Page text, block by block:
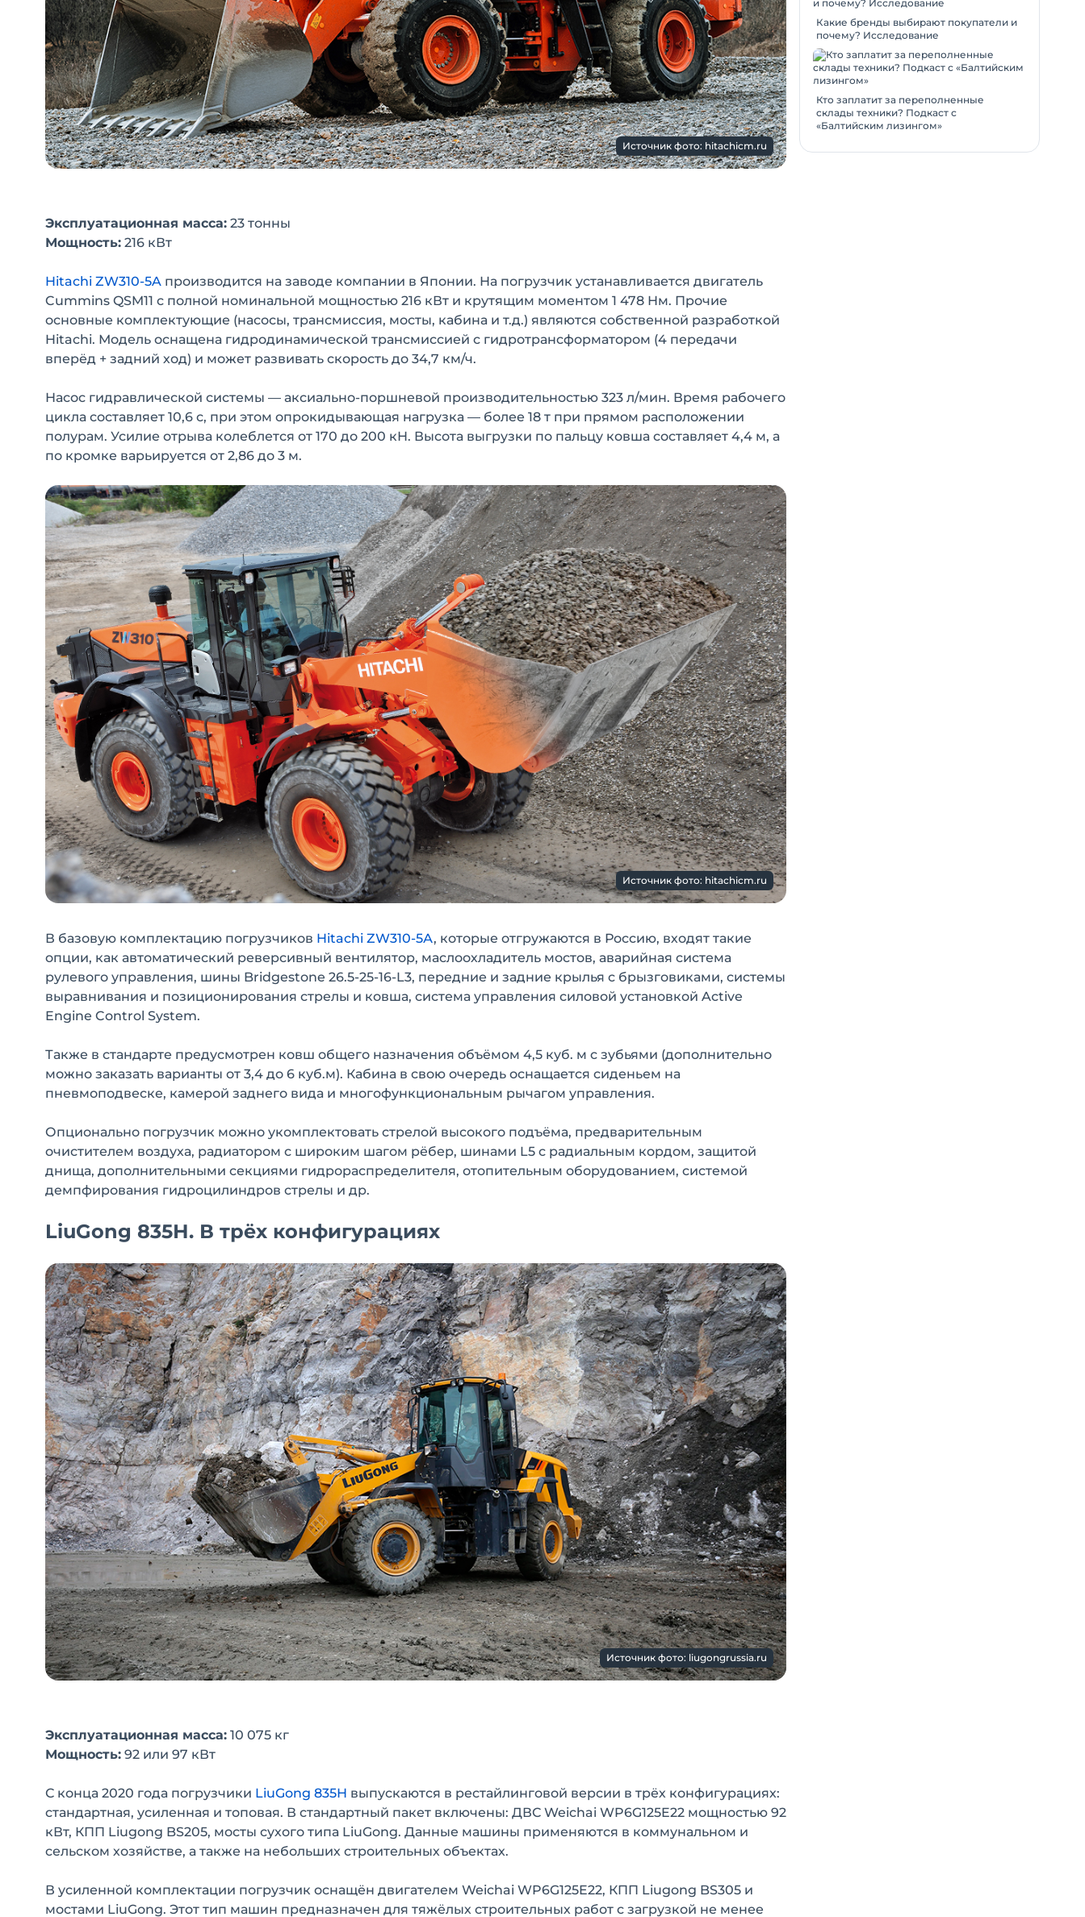
Источник фото: hitachicm.ru
Эксплуатационная масса: 23 тонны
Мощность: 216 кВт
Hitachi ZW310-5A производится на заводе компании в Японии. На погрузчик устанавливается двигатель
Cummins QSM11 с полной номинальной мощностью 216 кВт и крутящим моментом 1 478 Нм. Прочие
основные комплектующие (насосы, трансмиссия, мосты, кабина и т.д.) являются собственной разработкой
Hitachi. Модель оснащена гидродинамической трансмиссией с гидротрансформатором (4 передачи
вперёд + задний ход) и может развивать скорость до 34,7 км/ч.
Насос гидравлической системы — аксиально-поршневой производительностью 323 л/мин. Время рабочего
цикла составляет 10,6 с, при этом опрокидывающая нагрузка — более 18 т при прямом расположении
полурам. Усилие отрыва колеблется от 170 до 200 кН. Высота выгрузки по пальцу ковша составляет 4,4 м, а
по кромке варьируется от 2,86 до 3 м.
Источник фото: hitachicm.ru
В базовую комплектацию погрузчиков Hitachi ZW310-5А, которые отгружаются в Россию, входят такие
опции, как автоматический реверсивный вентилятор, маслоохладитель мостов, аварийная система
рулевого управления, шины Bridgestone 26.5-25-16-L3, передние и задние крылья с брызговиками, системы
выравнивания и позиционирования стрелы и ковша, система управления силовой установкой Active
Engine Control System.
Также в стандарте предусмотрен ковш общего назначения объёмом 4,5 куб. м с зубьями (дополнительно
можно заказать варианты от 3,4 до 6 куб.м). Кабина в свою очередь оснащается сиденьем на
пневмоподвеске, камерой заднего вида и многофункциональным рычагом управления.
Опционально погрузчик можно укомплектовать стрелой высокого подъёма, предварительным
очистителем воздуха, радиатором с широким шагом рёбер, шинами L5 с радиальным кордом, защитой
днища, дополнительными секциями гидрораспределителя, отопительным оборудованием, системой
демпфирования гидроцилиндров стрелы и др.
LiuGong 835Н. В трёх конфигурациях
Источник фото: liugongrussia.ru
Эксплуатационная масса: 10 075 кг
Мощность: 92 или 97 кВт
С конца 2020 года погрузчики LiuGong 835Н выпускаются в рестайлинговой версии в трёх конфигурациях:
стандартная, усиленная и топовая. В стандартный пакет включены: ДВС Weichai WP6G125E22 мощностью 92
кВт, КПП Liugong BS205, мосты сухого типа LiuGong. Данные машины применяются в коммунальном и
сельском хозяйстве, а также на небольших строительных объектах.
В усиленной комплектации погрузчик оснащён двигателем Weichai WP6G125E22, КПП Liugong BS305 и
мостами LiuGong. Этот тип машин предназначен для тяжёлых строительных работ с загрузкой не менее
Какие бренды выбирают покупатели и
почему? Исследование
Кто заплатит за переполненные
склады техники? Подкаст с
«Балтийским лизингом»